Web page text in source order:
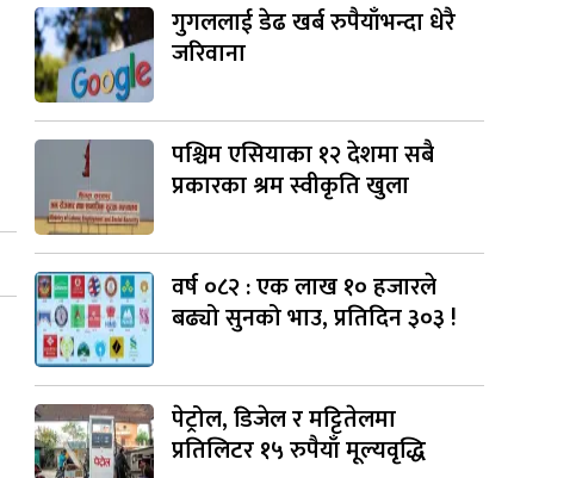
गुगललाई डेढ खर्ब रुपैयाँभन्दा धेरै
जरिवाना
पश्चिम एसियाका १२ देशमा सबै
प्रकारका श्रम स्वीकृति खुला
वर्ष ०८२ : एक लाख १० हजारले
बढ्यो सुनको भाउ, प्रतिदिन ३०३ !
पेट्रोल, डिजेल र मट्टितेलमा
प्रतिलिटर १५ रुपैयाँ मूल्यवृद्धि